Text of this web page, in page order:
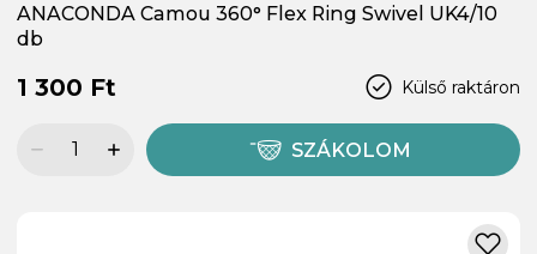
ANACONDA Camou 360° Flex Ring Swivel UK4/10
db
Külső raktáron
1 300 Ft
SZÁKOLOM